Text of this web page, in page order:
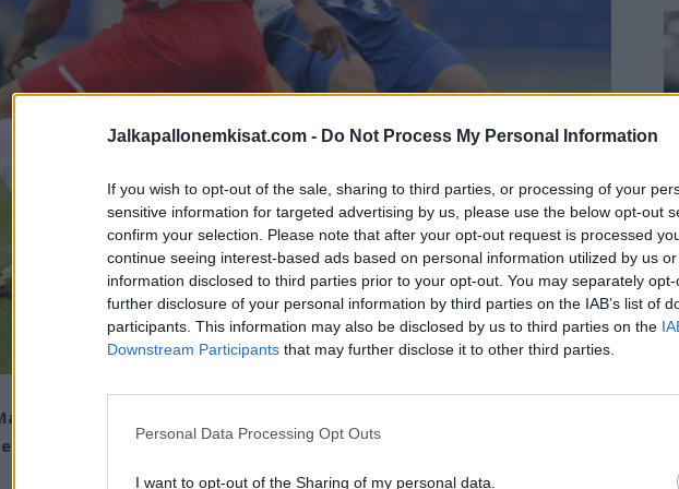
Jalkapallonemkisat.com - Do Not Process My Personal Information
If you wish to opt-out of the sale, sharing to third parties, or processing of your
sensitive information for targeted advertising by us, please use the below opt-out
confirm your selection. Please note that after your opt-out request is processed
continue seeing interest-based ads based on personal information utilized by us
information disclosed to third parties prior to your opt-out. You may separately
further disclosure of your personal information by third parties on the IAB’s list of
participants. This information may also be disclosed by us to third parties on the
Downstream Participants that may further disclose it to other third parties.
Personal Data Processing Opt Outs
I want to opt-out of the Sharing of my personal data.
Tainio on tehnyt loppukauden mittaisen sopimuksen
FC Hakan kanssa.